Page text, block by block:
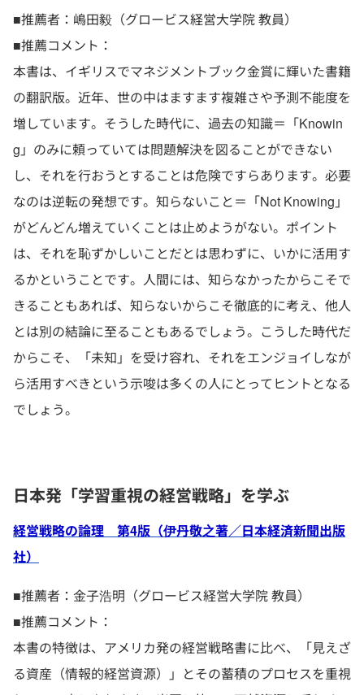
■推薦者：嶋田毅（グロービス経営大学院 教員）
■推薦コメント：
本書は、イギリスでマネジメントブック金賞に輝いた書籍
の翻訳版。近年、世の中はますます複雑さや予測不能度を
増しています。そうした時代に、過去の知識＝「Knowin
g」のみに頼っていては問題解決を図ることができない
し、それを行おうとすることは危険ですらあります。必要
なのは逆転の発想です。知らないこと＝「Not Knowing」
がどんどん増えていくことは止めようがない。ポイント
は、それを恥ずかしいことだとは思わずに、いかに活用す
るかということです。人間には、知らなかったからこそで
きることもあれば、知らないからこそ徹底的に考え、他人
とは別の結論に至ることもあるでしょう。こうした時代だ
からこそ、「未知」を受け容れ、それをエンジョイしなが
ら活用すべきという示唆は多くの人にとってヒントとなる
でしょう。
日本発「学習重視の経営戦略」を学ぶ
経営戦略の論理 第4版（伊丹敬之著／日本経済新聞出版
社）
■推薦者：金子浩明（グロービス経営大学院 教員）
■推薦コメント：
本書の特徴は、アメリカ発の経営戦略書に比べ、「見えざ
る資産（情報的経営資源）」とその蓄積のプロセスを重視